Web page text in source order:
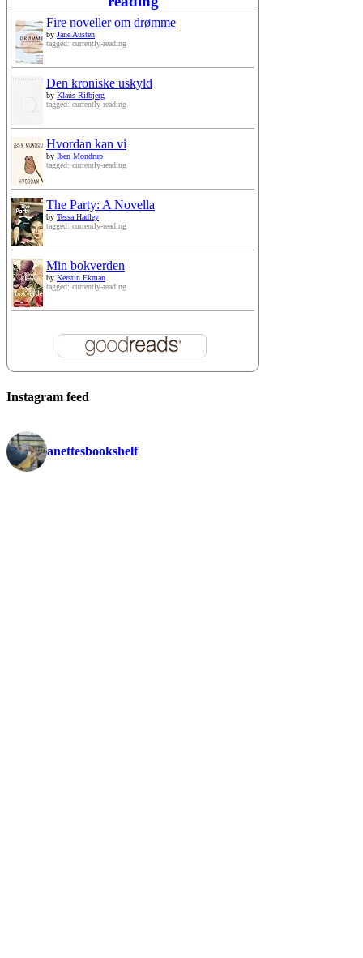
Fire noveller om drømme
by Jane Austen
tagged: currently-reading
Den kroniske uskyld
by Klaus Rifbjerg
tagged: currently-reading
Hvordan kan vi
by Iben Mondrup
tagged: currently-reading
The Party: A Novella
by Tessa Hadley
tagged: currently-reading
Min bokverden
by Kerstin Ekman
tagged: currently-reading
Instagram feed
anettesbookshelf